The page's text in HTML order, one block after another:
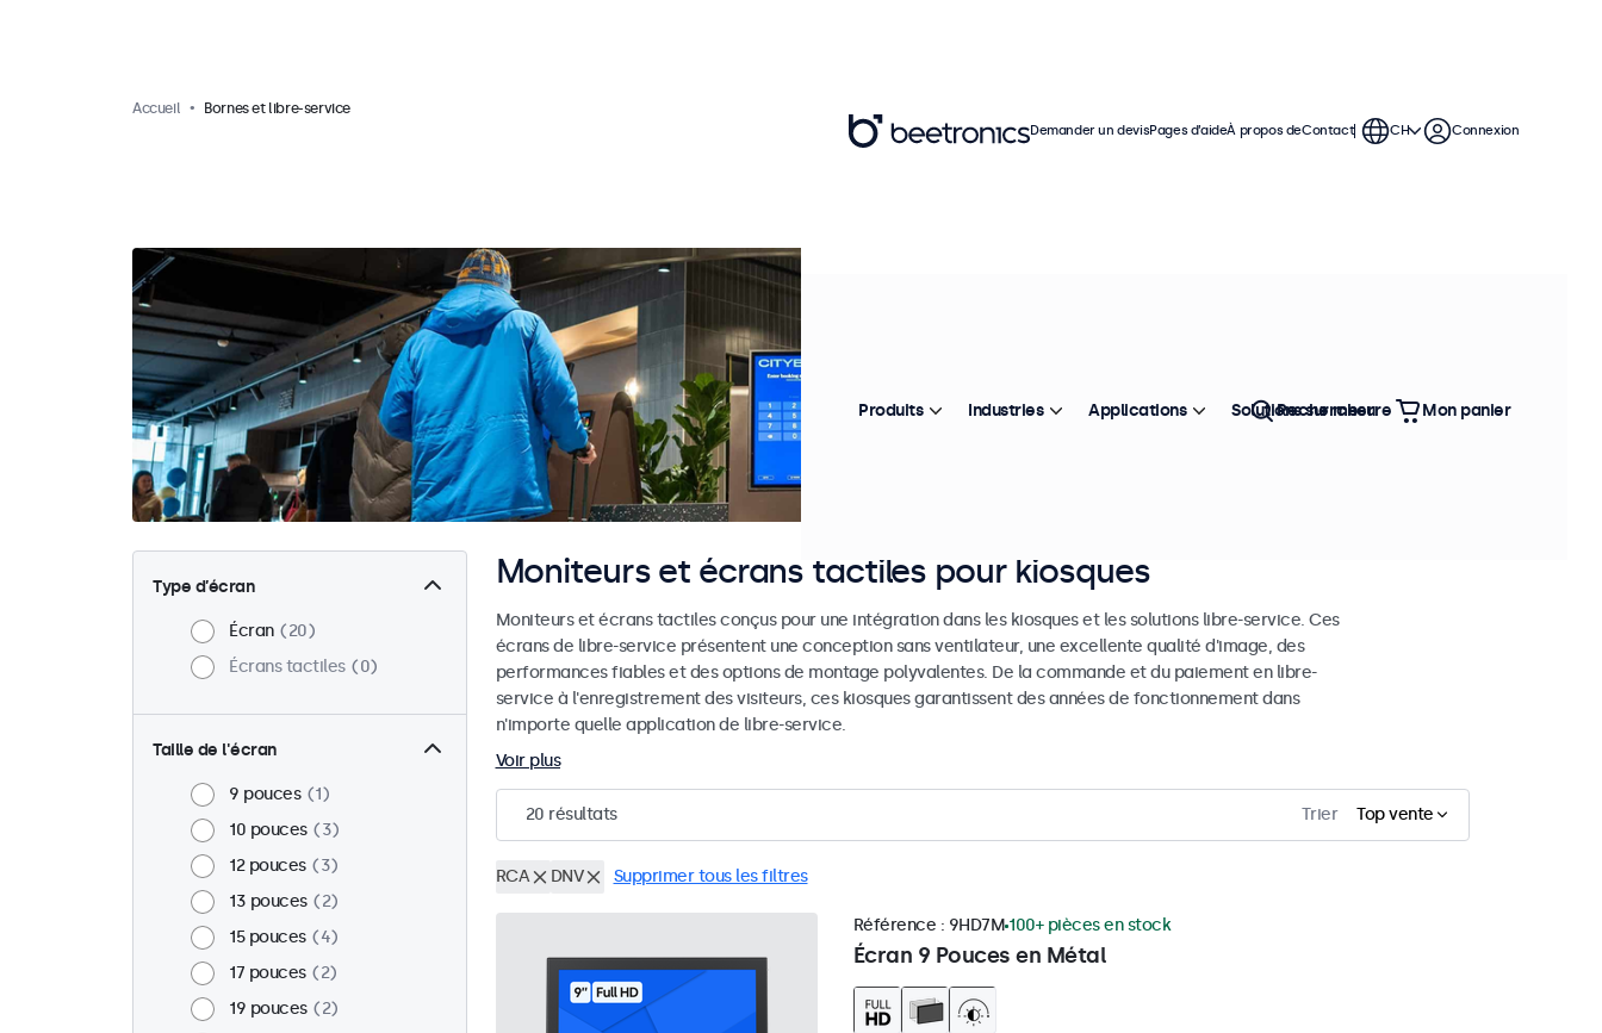
Accueil Bornes et libre-service
Type d’écran
Écran
20
Écrans tactiles
0
Taille de l'écran
9 pouces
1
10 pouces
3
12 pouces
3
13 pouces
2
15 pouces
4
17 pouces
2
19 pouces
2
Moniteurs et écrans tactiles pour kiosques
Moniteurs et écrans tactiles conçus pour une intégration dans les kiosques et les solutions libre-service. Ces
écrans de libre-service présentent une conception sans ventilateur, une excellente qualité d'image, des
performances fiables et des options de montage polyvalentes. De la commande et du paiement en libre-
service à l'enregistrement des visiteurs, ces kiosques garantissent des années de fonctionnement dans
n'importe quelle application de libre-service.
Voir plus
20 résultats Trier Top vente
RCA DNV Supprimer tous les filtres
Écran 9 Pouces en Métal
Référence : 9HD7M 100+ pièces en stock
Demander un devisPages d’aideÀ propos deContact CH Connexion
Produits Industries Applications Solutions sur mesure
Rechercher Mon panier